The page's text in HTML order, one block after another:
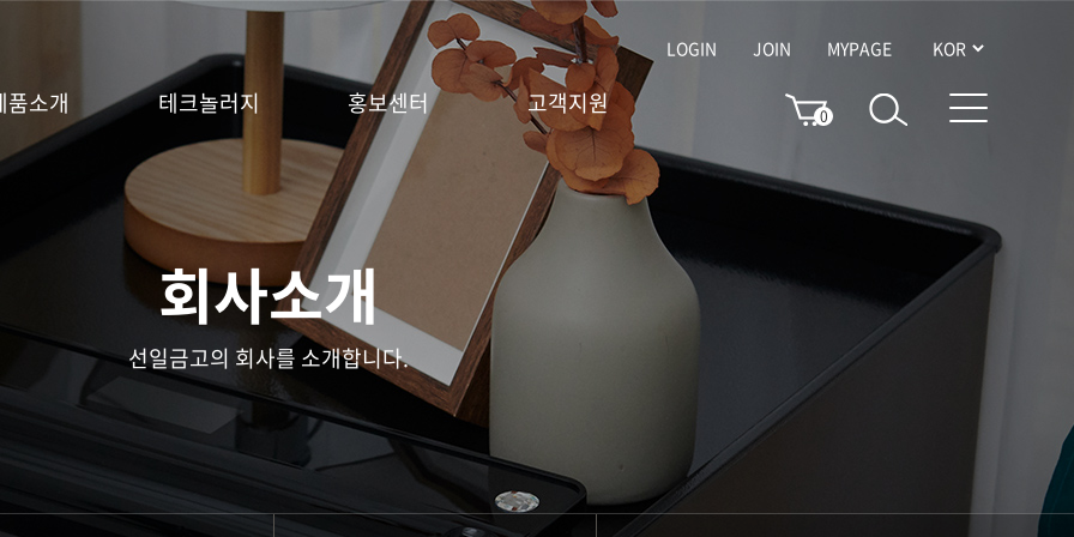
LOGIN JOIN MYPAGE
0
품소개 테크놀러지 홍보센터 고객지원
회사소개
선일금고의 회사를 소개합니다.